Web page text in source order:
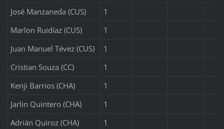
José Manzaneda (CUS)
1
Marlon Ruidíaz (CUS)
1
Juan Manuel Tévez (CUS)
1
Cristian Souza (CC)
1
Kenji Barrios (CHA)
1
Jarlin Quintero (CHA)
1
Adrián Quiroz (CHA)
1